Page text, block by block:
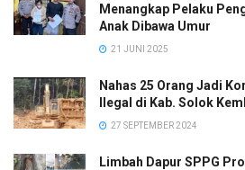
Menangkap Pelaku
Anak Dibawa Umur
21 JUNI 2025
Nahas 25 Orang Jadi
Ilegal di Kab. Solok
27 SEPTEMBER 2024
Limbah Dapur SPPG